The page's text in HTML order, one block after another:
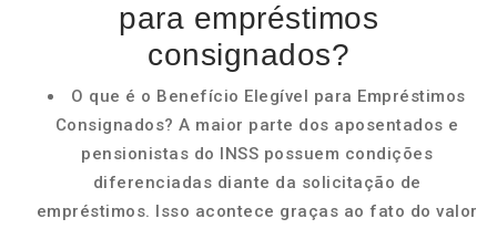
para empréstimos
consignados?
O que é o Benefício Elegível para Empréstimos
Consignados? A maior parte dos aposentados e
pensionistas do INSS possuem condições
diferenciadas diante da solicitação de
empréstimos. Isso acontece graças ao fato do valor